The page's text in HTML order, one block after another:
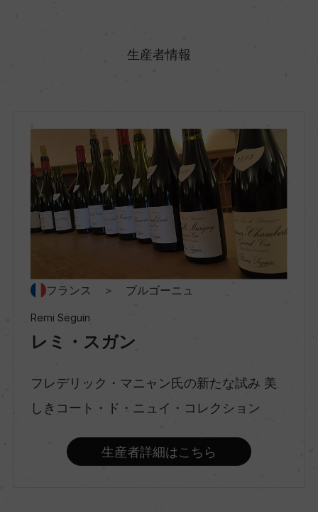
地区名
コート・ド・ニュイ
村名
スティルワイン
味わい
フルボディ
品種（原材料）
生産者情報
フランス ＞ ブルゴーニュ
Remi Seguin
レミ・スガン
フレデリック・マニャン氏の新たな試み 美
しきコート・ド・ニュイ・コレクション
生産者詳細はこちら